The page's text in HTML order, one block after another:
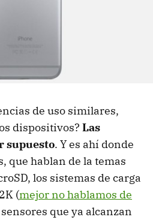
de uso similares,
dispositivos? Las
supuesto. Y es ahí donde
que hablan de la temas
los sistemas de carga
(mejor no hablamos de
que ya alcanzan